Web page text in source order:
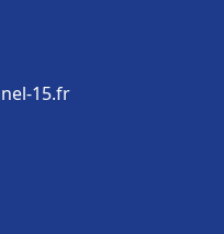
15.fr